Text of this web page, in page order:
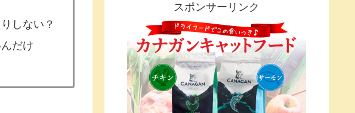
しない？
だけ
スポンサーリンク